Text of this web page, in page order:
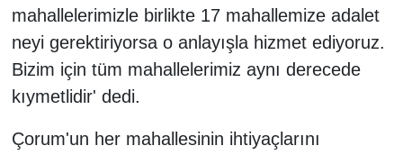
mahallelerimizle birlikte 17 mahallemize adalet
neyi gerektiriyorsa o anlayışla hizmet ediyoruz.
Bizim için tüm mahallelerimiz aynı derecede
kıymetlidir' dedi.
Çorum'un her mahallesinin ihtiyaçlarını